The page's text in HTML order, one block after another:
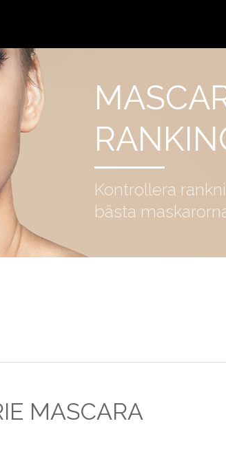
Kontrollera
bästa
MASCARA